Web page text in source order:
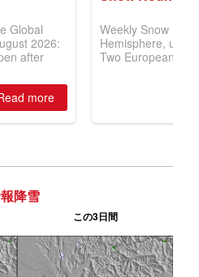
降雪
この3日間